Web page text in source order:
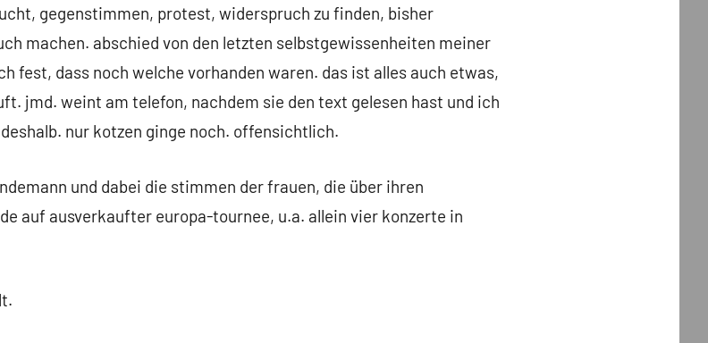
gegenstimmen, protest, widerspruch zu finden, bisher
machen. abschied von den letzten selbstgewissenheiten meiner
fest, dass noch welche vorhanden waren. das ist alles auch etwas,
jmd. weint am telefon, nachdem sie den text gelesen hast und ich
nur kotzen ginge noch. offensichtlich.
und dabei die stimmen der frauen, die über ihren
auf ausverkaufter europa-tournee, u.a. allein vier konzerte in